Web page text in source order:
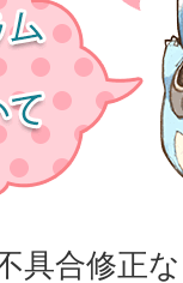
具合修正